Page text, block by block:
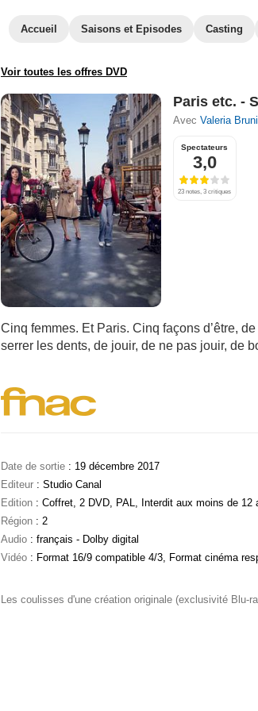
Accueil Saisons et Episodes Casting
Voir toutes les offres DVD
Paris etc. -
Avec Valeria
Spectateurs
3,0
23 notes, 3 critiques
Cinq femmes. Et Paris. Cinq façons d’être,
serrer les dents, de jouir, de ne pas jouir, de
Date de sortie : 19 décembre 2017
Editeur : Studio Canal
Edition : Coffret, 2 DVD, PAL, Interdit aux moins de 12
Région : 2
Audio : français - Dolby digital
Vidéo : Format 16/9 compatible 4/3, Format cinéma
Les coulisses d'une création originale (exclusivité Blu-